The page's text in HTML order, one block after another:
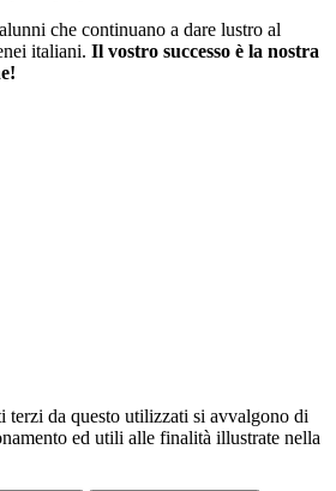
che continuano a dare lustro al
italiani. Il vostro successo è la nostra
terzi da questo utilizzati si avvalgono di
ed utili alle finalità illustrate nella